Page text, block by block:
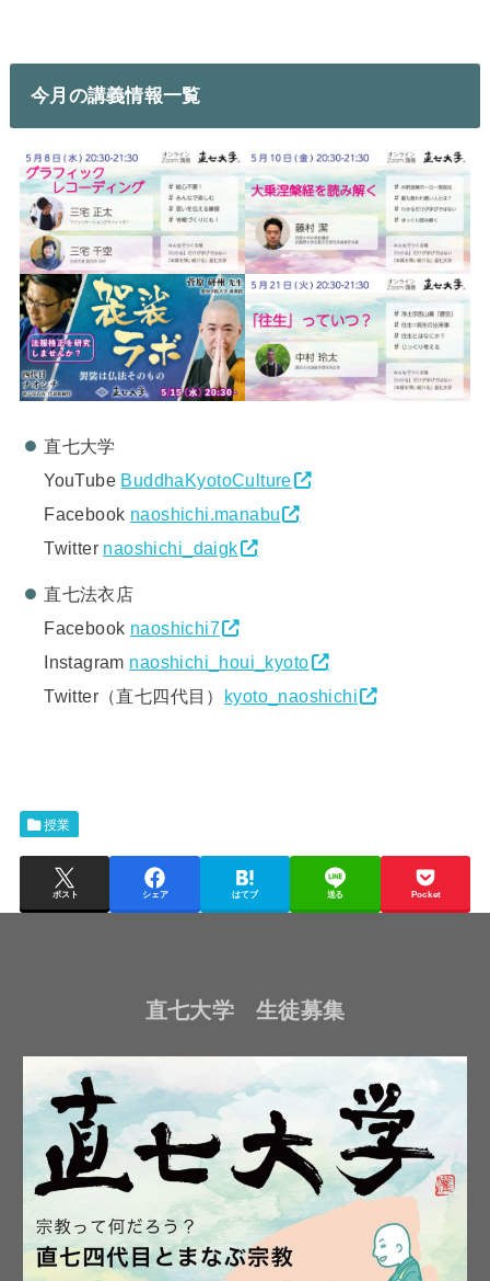
今月の講義情報一覧
直七大学
YouTube BuddhaKyotoCulture
Facebook naoshichi.manabu
Twitter naoshichi_daigk
直七法衣店
Facebook naoshichi7
Instagram naoshichi_houi_kyoto
Twitter（直七四代目）
kyoto_naoshichi
授業
ポスト シェア はてブ 送る Pocket
直七大学 生徒募集